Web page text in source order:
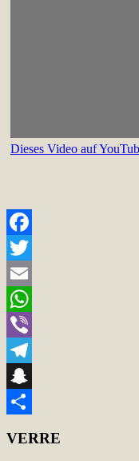
Dieses Video auf
Facebook
Twitter
Email
WhatsApp
Viber
Telegram
Snapchat
VERRE